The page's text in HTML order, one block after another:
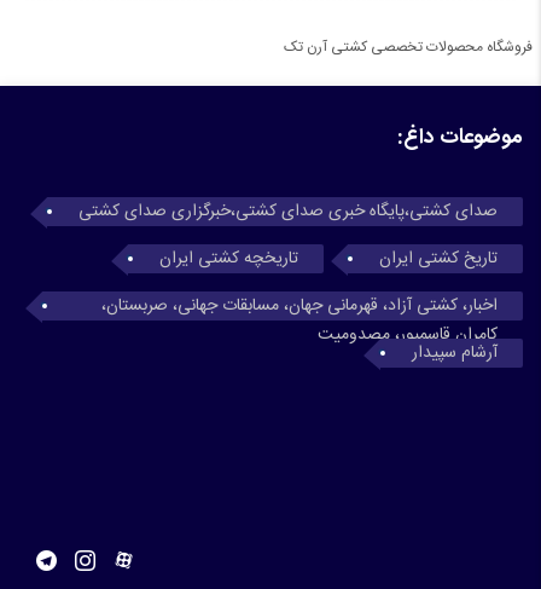
فروشگاه محصولات تخصصی کشتی آرن تک
موضوعات داغ:
صدای کشتی،پایگاه خبری صدای کشتی،خبرگزاری صدای کشتی
تاریخ کشتی ایران
تاریخچه کشتی ایران
اخبار، کشتی آزاد، قهرمانی جهان، مسابقات جهانی، صربستان،
کامران قاسمپور، مصدومیت
آرشام سپیدار